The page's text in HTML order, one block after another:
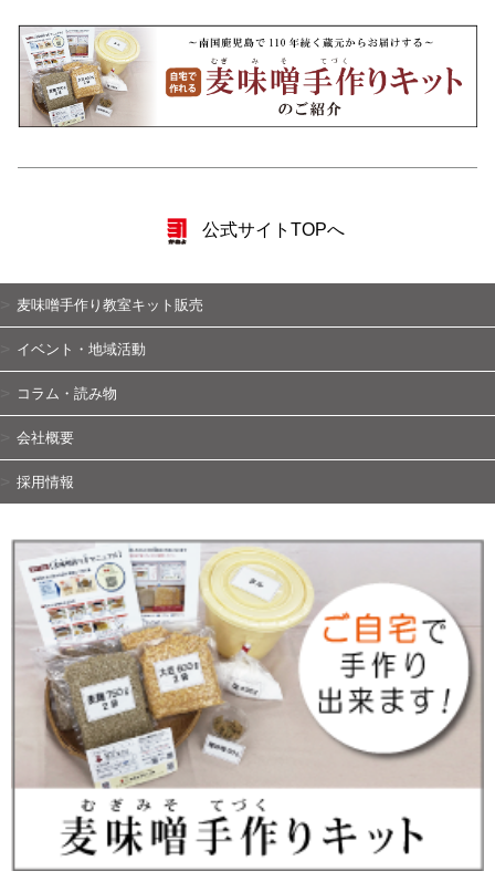
公式サイトTOPへ
麦味噌手作り教室キット販売
イベント・地域活動
コラム・読み物
会社概要
採用情報